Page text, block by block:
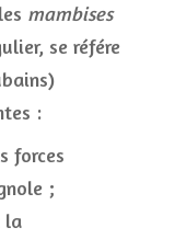
mambises
se référe
:
forces
;
la